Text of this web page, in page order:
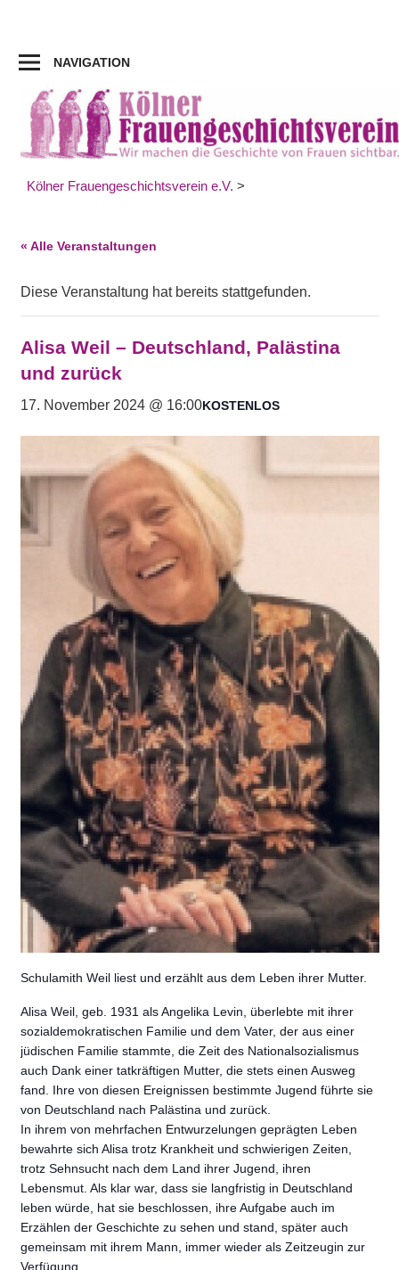
springen
NAVIGATION
Kölner Frauengeschichtsverein e.V. >
« Alle Veranstaltungen
Diese Veranstaltung hat bereits stattgefunden.
Alisa Weil – Deutschland, Palästina
und zurück
17. November 2024 @ 16:00KOSTENLOS
Schulamith Weil liest und erzählt aus dem Leben ihrer Mutter.
Alisa Weil, geb. 1931 als Angelika Levin, überlebte mit ihrer
sozialdemokratischen Familie und dem Vater, der aus einer
jüdischen Familie stammte, die Zeit des Nationalsozialismus
auch Dank einer tatkräftigen Mutter, die stets einen Ausweg
fand. Ihre von diesen Ereignissen bestimmte Jugend führte sie
von Deutschland nach Palästina und zurück.
In ihrem von mehrfachen Entwurzelungen geprägten Leben
bewahrte sich Alisa trotz Krankheit und schwierigen Zeiten,
trotz Sehnsucht nach dem Land ihrer Jugend, ihren
Lebensmut. Als klar war, dass sie langfristig in Deutschland
leben würde, hat sie beschlossen, ihre Aufgabe auch im
Erzählen der Geschichte zu sehen und stand, später auch
gemeinsam mit ihrem Mann, immer wieder als Zeitzeugin zur
Verfügung.